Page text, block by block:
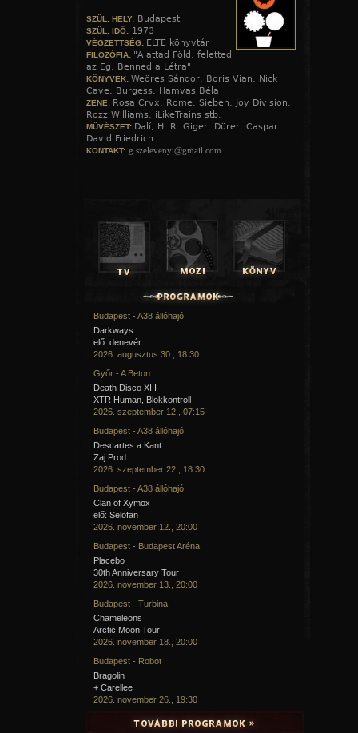
SZÜL. HELY: Budapest
SZÜL. IDŐ: 1973
VÉGZETTSÉG: ELTE könyvtár
FILOZÓFIA: "Alattad Föld, feletted
az Ég, Benned a Létra"
KÖNYVEK: Weöres Sándor, Boris Vian, Nick
Cave, Burgess, Hamvas Béla
ZENE: Rosa Crvx, Rome, Sieben, Joy Division,
Rozz Williams, iLikeTrains stb.
MŰVÉSZET: Dalí, H. R. Giger, Dürer, Caspar
David Friedrich
KONTAKT: g.szelevenyi@gmail.com
Budapest - A38 állóhajó
Darkways
elő: denevér
2026. augusztus 30., 18:30
Győr - A Beton
Death Disco XIII
XTR Human, Blokkontroll
2026. szeptember 12., 07:15
Budapest - A38 állóhajó
Descartes a Kant
Zaj Prod.
2026. szeptember 22., 18:30
Budapest - A38 állóhajó
Clan of Xymox
elő: Selofan
2026. november 12., 20:00
Budapest - Budapest Aréna
Placebo
30th Anniversary Tour
2026. november 13., 20:00
Budapest - Turbina
Chameleons
Arctic Moon Tour
2026. november 18., 20:00
Budapest - Robot
Bragolin
+ Carellee
2026. november 26., 19:30